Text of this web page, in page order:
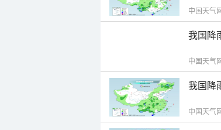
中国天气
我国降
中国天气
我国降
中国天气